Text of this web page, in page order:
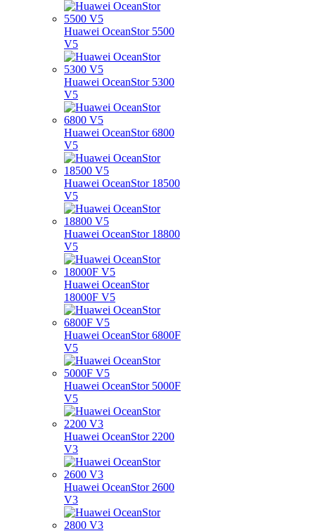
Huawei OceanStor 5500
V5
Huawei OceanStor 5300
V5
Huawei OceanStor 6800
V5
Huawei OceanStor 18500
V5
Huawei OceanStor 18800
V5
Huawei OceanStor
18000F V5
Huawei OceanStor 6800F
V5
Huawei OceanStor 5000F
V5
Huawei OceanStor 2200
V3
Huawei OceanStor 2600
V3